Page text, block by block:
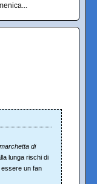
di
lunga rischi di
un fan